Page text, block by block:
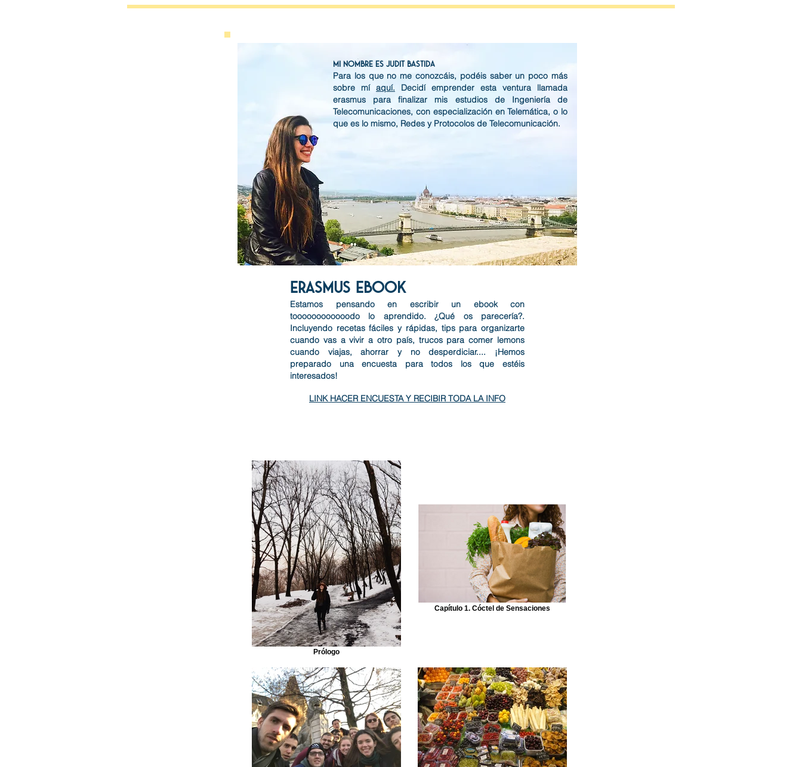
Mi nombre es Judit Bastida
Para los que no me conozcáis, podéis saber un poco más
sobre mí aquí. Decidí emprender esta ventura llamada
erasmus para finalizar mis estudios de Ingeniería de
Telecomunicaciones, con especialización en Telemática, o lo
que es lo mismo, Redes y Protocolos de Telecomunicación.
ERASMUS EBOOK
Estamos pensando en escribir un ebook con
toooooooooooodo lo aprendido. ¿Qué os parecería?.
Incluyendo recetas fáciles y rápidas, tips para organizarte
cuando vas a vivir a otro país, trucos para comer lemons
cuando viajas, ahorrar y no desperdiciar.... ¡Hemos
preparado una encuesta para todos los que estéis
interesados!
LINKHACER ENCUESTA Y RECIBIR TODA LA INFO
Prólogo
Capítulo 1. Cóctel de Sensaciones